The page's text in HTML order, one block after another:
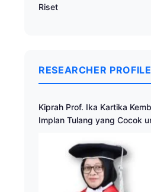
Riset
RESEARCHER
Kiprah Prof. Ika Kartika
Implan Tulang yang Cocok